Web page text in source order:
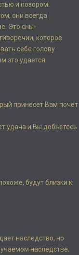
и позором.
они всегда
Это сны-
которое
себе голову
это удается.
принесет Вам почет
удача и Вы добьетесь
будут близки к
наследство, но
наследстве.